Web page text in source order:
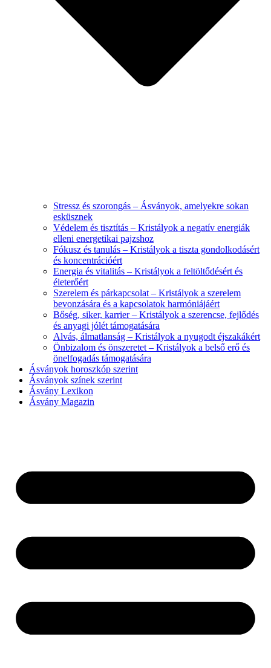
Stressz és szorongás – Ásványok, amelyekre sokan
esküsznek
Védelem és tisztítás – Kristályok a negatív energiák
elleni energetikai pajzshoz
Fókusz és tanulás – Kristályok a tiszta gondolkodásért
és koncentrációért
Energia és vitalitás – Kristályok a feltöltődésért és
életerőért
Szerelem és párkapcsolat – Kristályok a szerelem
bevonzására és a kapcsolatok harmóniájáért
Bőség, siker, karrier – Kristályok a szerencse, fejlődés
és anyagi jólét támogatására
Alvás, álmatlanság – Kristályok a nyugodt éjszakákért
Önbizalom és önszeretet – Kristályok a belső erő és
önelfogadás támogatására
Ásványok horoszkóp szerint
Ásványok színek szerint
Ásvány Lexikon
Ásvány Magazin